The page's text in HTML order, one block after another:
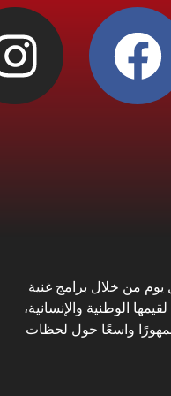
يوم من خلال برامج غنية
الوطنية والإنسانية،
واسعًا حول لحظات